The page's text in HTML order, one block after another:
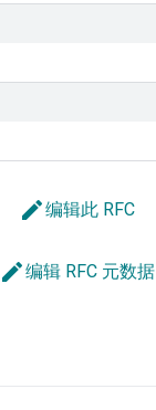
edit编辑此 RFC
edit编辑 RFC 元数据